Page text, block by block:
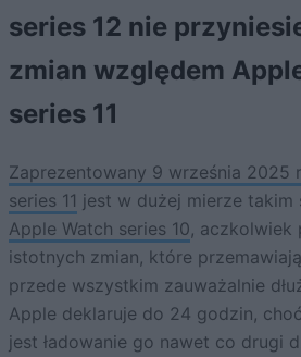
series 12 nie
zmian względem
series 11
Zaprezentowany 9 września 2025
series 11 jest w dużej mierze takim
Apple Watch series 10, aczkolwiek
istotnych zmian, które
przede wszystkim zauważalnie
Apple deklaruje do 24 godzin,
jest ładowanie go nawet co drugi